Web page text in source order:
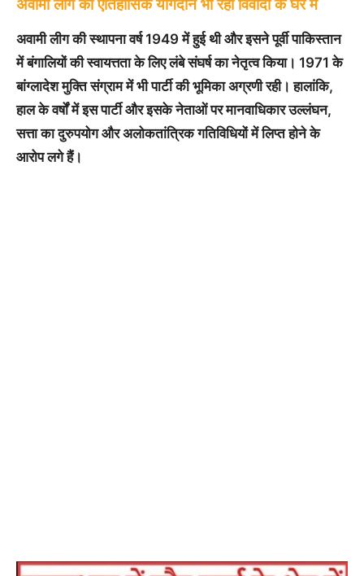
अवामी लीग का ऐतिहासिक योगदान भी रहा विवादों के घेरे में
अवामी लीग की स्थापना वर्ष 1949 में हुई थी और इसने पूर्वी पाकिस्तान
में बंगालियों की स्वायत्तता के लिए लंबे संघर्ष का नेतृत्व किया। 1971 के
बांग्लादेश मुक्ति संग्राम में भी पार्टी की भूमिका अग्रणी रही। हालांकि,
हाल के वर्षों में इस पार्टी और इसके नेताओं पर मानवाधिकार उल्लंघन,
सत्ता का दुरुपयोग और अलोकतांत्रिक गतिविधियों में लिप्त होने के
आरोप लगे हैं।